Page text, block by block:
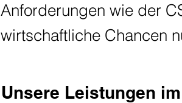
Anforderungen wie der
wirtschaftliche Chancen
Unsere Leistungen